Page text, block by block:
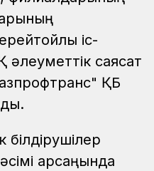
іс-
саясат
ҚБ
білдірушілер
қарсаңында